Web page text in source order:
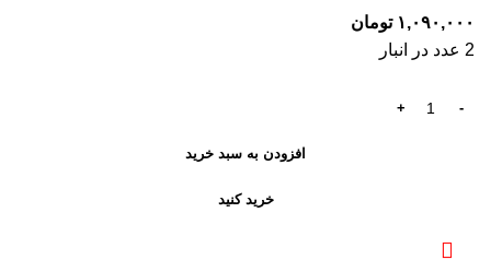
۱,۰۹۰,۰۰۰ تومان
2 عدد در انبار
افزودن به سبد خرید
خرید کنید